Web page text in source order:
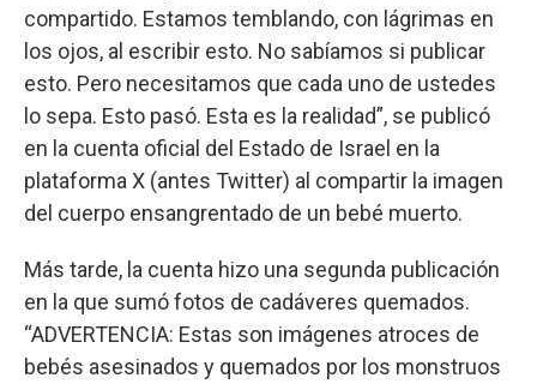
compartido. Estamos temblando, con lágrimas en
los ojos, al escribir esto. No sabíamos si publicar
esto. Pero necesitamos que cada uno de ustedes
lo sepa. Esto pasó. Esta es la realidad”, se publicó
en la cuenta oficial del Estado de Israel en la
plataforma X (antes Twitter) al compartir la imagen
del cuerpo ensangrentado de un bebé muerto.
Más tarde, la cuenta hizo una segunda publicación
en la que sumó fotos de cadáveres quemados.
“ADVERTENCIA: Estas son imágenes atroces de
bebés asesinados y quemados por los monstruos